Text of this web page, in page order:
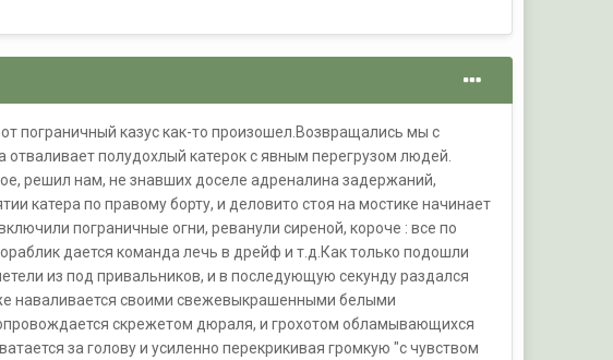
пограничный казус как-то произошел.Возвращались мы с
полудохлый катерок с явным перегрузом людей.
решил нам, не знавших доселе адреналина задержаний,
катера по правому борту, и деловито стоя на мостике начинает
пограничные огни, реванули сиреной, короче : все по
дается команда лечь в дрейф и т.д.Как только подошли
из под привальников, и в последующую секунду раздался
наваливается своими свежевыкрашенными белыми
скрежетом дюраля, и грохотом обламывающихся
за голову и усиленно перекрикивая громкую "с чувством